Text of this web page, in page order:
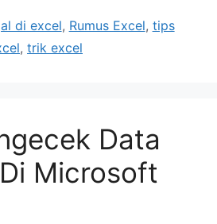
di excel, Rumus Excel, tips
, trik excel
Data
Microsoft